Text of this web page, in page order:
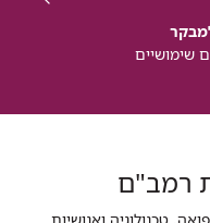
שימושיים
רמב"ם